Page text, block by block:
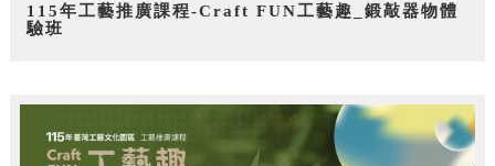
115年工藝推廣課程-Craft FUN工藝趣_鍛敲器物體
驗班